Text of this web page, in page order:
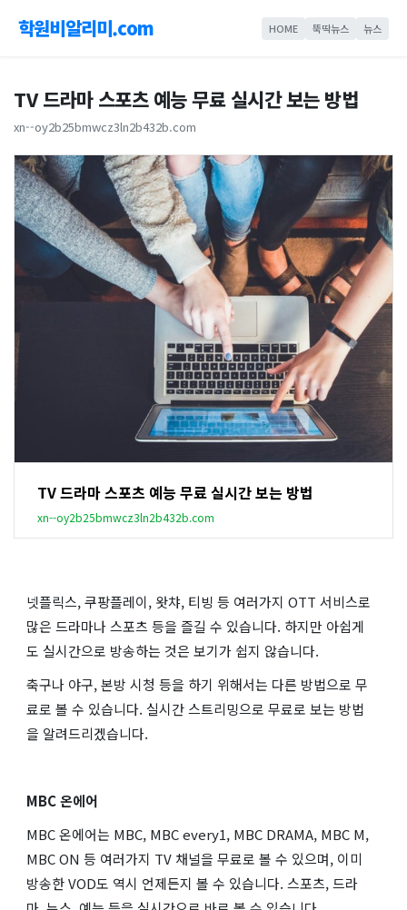
학원비알리미.com HOME 뚝딱뉴스 뉴스
TV 드라마 스포츠 예능 무료 실시간 보는 방법
xn--oy2b25bmwcz3ln2b432b.com
TV 드라마 스포츠 예능 무료 실시간 보는 방법
xn--oy2b25bmwcz3ln2b432b.com
넷플릭스, 쿠팡플레이, 왓챠, 티빙 등 여러가지 OTT 서비스로
많은 드라마나 스포츠 등을 즐길 수 있습니다. 하지만 아쉽게
도 실시간으로 방송하는 것은 보기가 쉽지 않습니다.
축구나 야구, 본방 시청 등을 하기 위해서는 다른 방법으로 무
료로 볼 수 있습니다. 실시간 스트리밍으로 무료로 보는 방법
을 알려드리겠습니다.
MBC 온에어
MBC 온에어는 MBC, MBC every1, MBC DRAMA, MBC M,
MBC ON 등 여러가지 TV 채널을 무료로 볼 수 있으며, 이미
방송한 VOD도 역시 언제든지 볼 수 있습니다. 스포츠, 드라